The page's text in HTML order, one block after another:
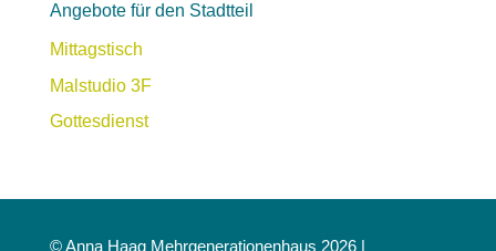
Angebote für den Stadtteil
Mittagstisch
Malstudio 3F
Gottesdienst
© Anna Haag Mehrgenerationenhaus 2026 |